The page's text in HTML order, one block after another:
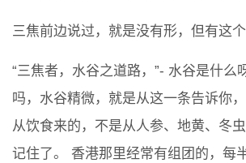
三焦前边说过，就是没有形，但有这个
“三焦者，水谷之道路，”- 水谷是什么
吗，水谷精微，就是从这一条告诉你
从饮食来的，不是从人参、地黄、冬虫
记住了。 香港那里经常有组团的，每